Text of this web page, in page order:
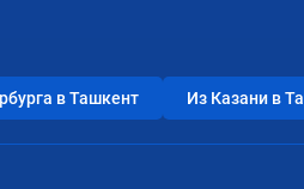
в Ташкент Из Казани в